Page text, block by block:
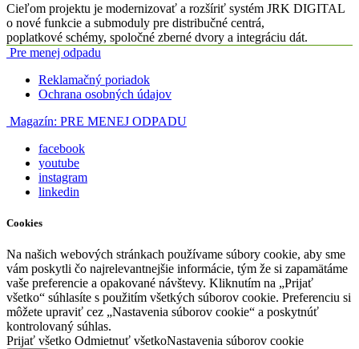
Cieľom projektu je modernizovať a rozšíriť systém JRK DIGITAL
o nové funkcie a submoduly pre distribučné centrá,
poplatkové schémy, spoločné zberné dvory a integráciu dát.
Pre menej odpadu
Reklamačný poriadok
Ochrana osobných údajov
Magazín: PRE MENEJ ODPADU
facebook
youtube
instagram
linkedin
Cookies
Na našich webových stránkach používame súbory cookie, aby sme
vám poskytli čo najrelevantnejšie informácie, tým že si zapamätáme
vaše preferencie a opakované návštevy. Kliknutím na „Prijať
všetko“ súhlasíte s použitím všetkých súborov cookie. Preferenciu si
môžete upraviť cez „Nastavenia súborov cookie“ a poskytnúť
kontrolovaný súhlas.
Prijať všetko Odmietnuť všetkoNastavenia súborov cookie